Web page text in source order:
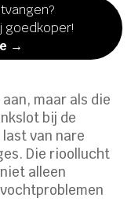
goedkoper!
→
maar als die
bij de
van nare
Die rioollucht
alleen